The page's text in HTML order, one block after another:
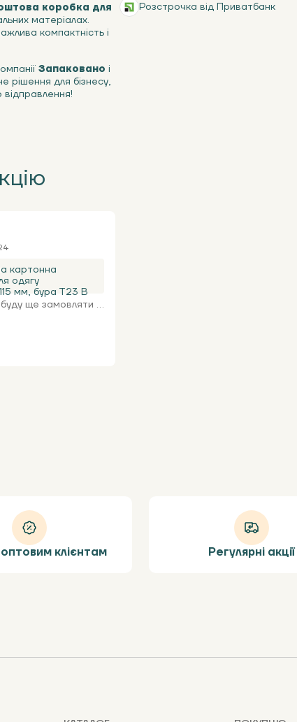
коробка для
матеріалах.
компактність і
Запаковано і
рішення для бізнесу,
відправлення!
Розстрочка від Приватбанк
картонна
одягу
мм, бура Т23 В
ще замовляти ...
клієнтам Регулярні акції